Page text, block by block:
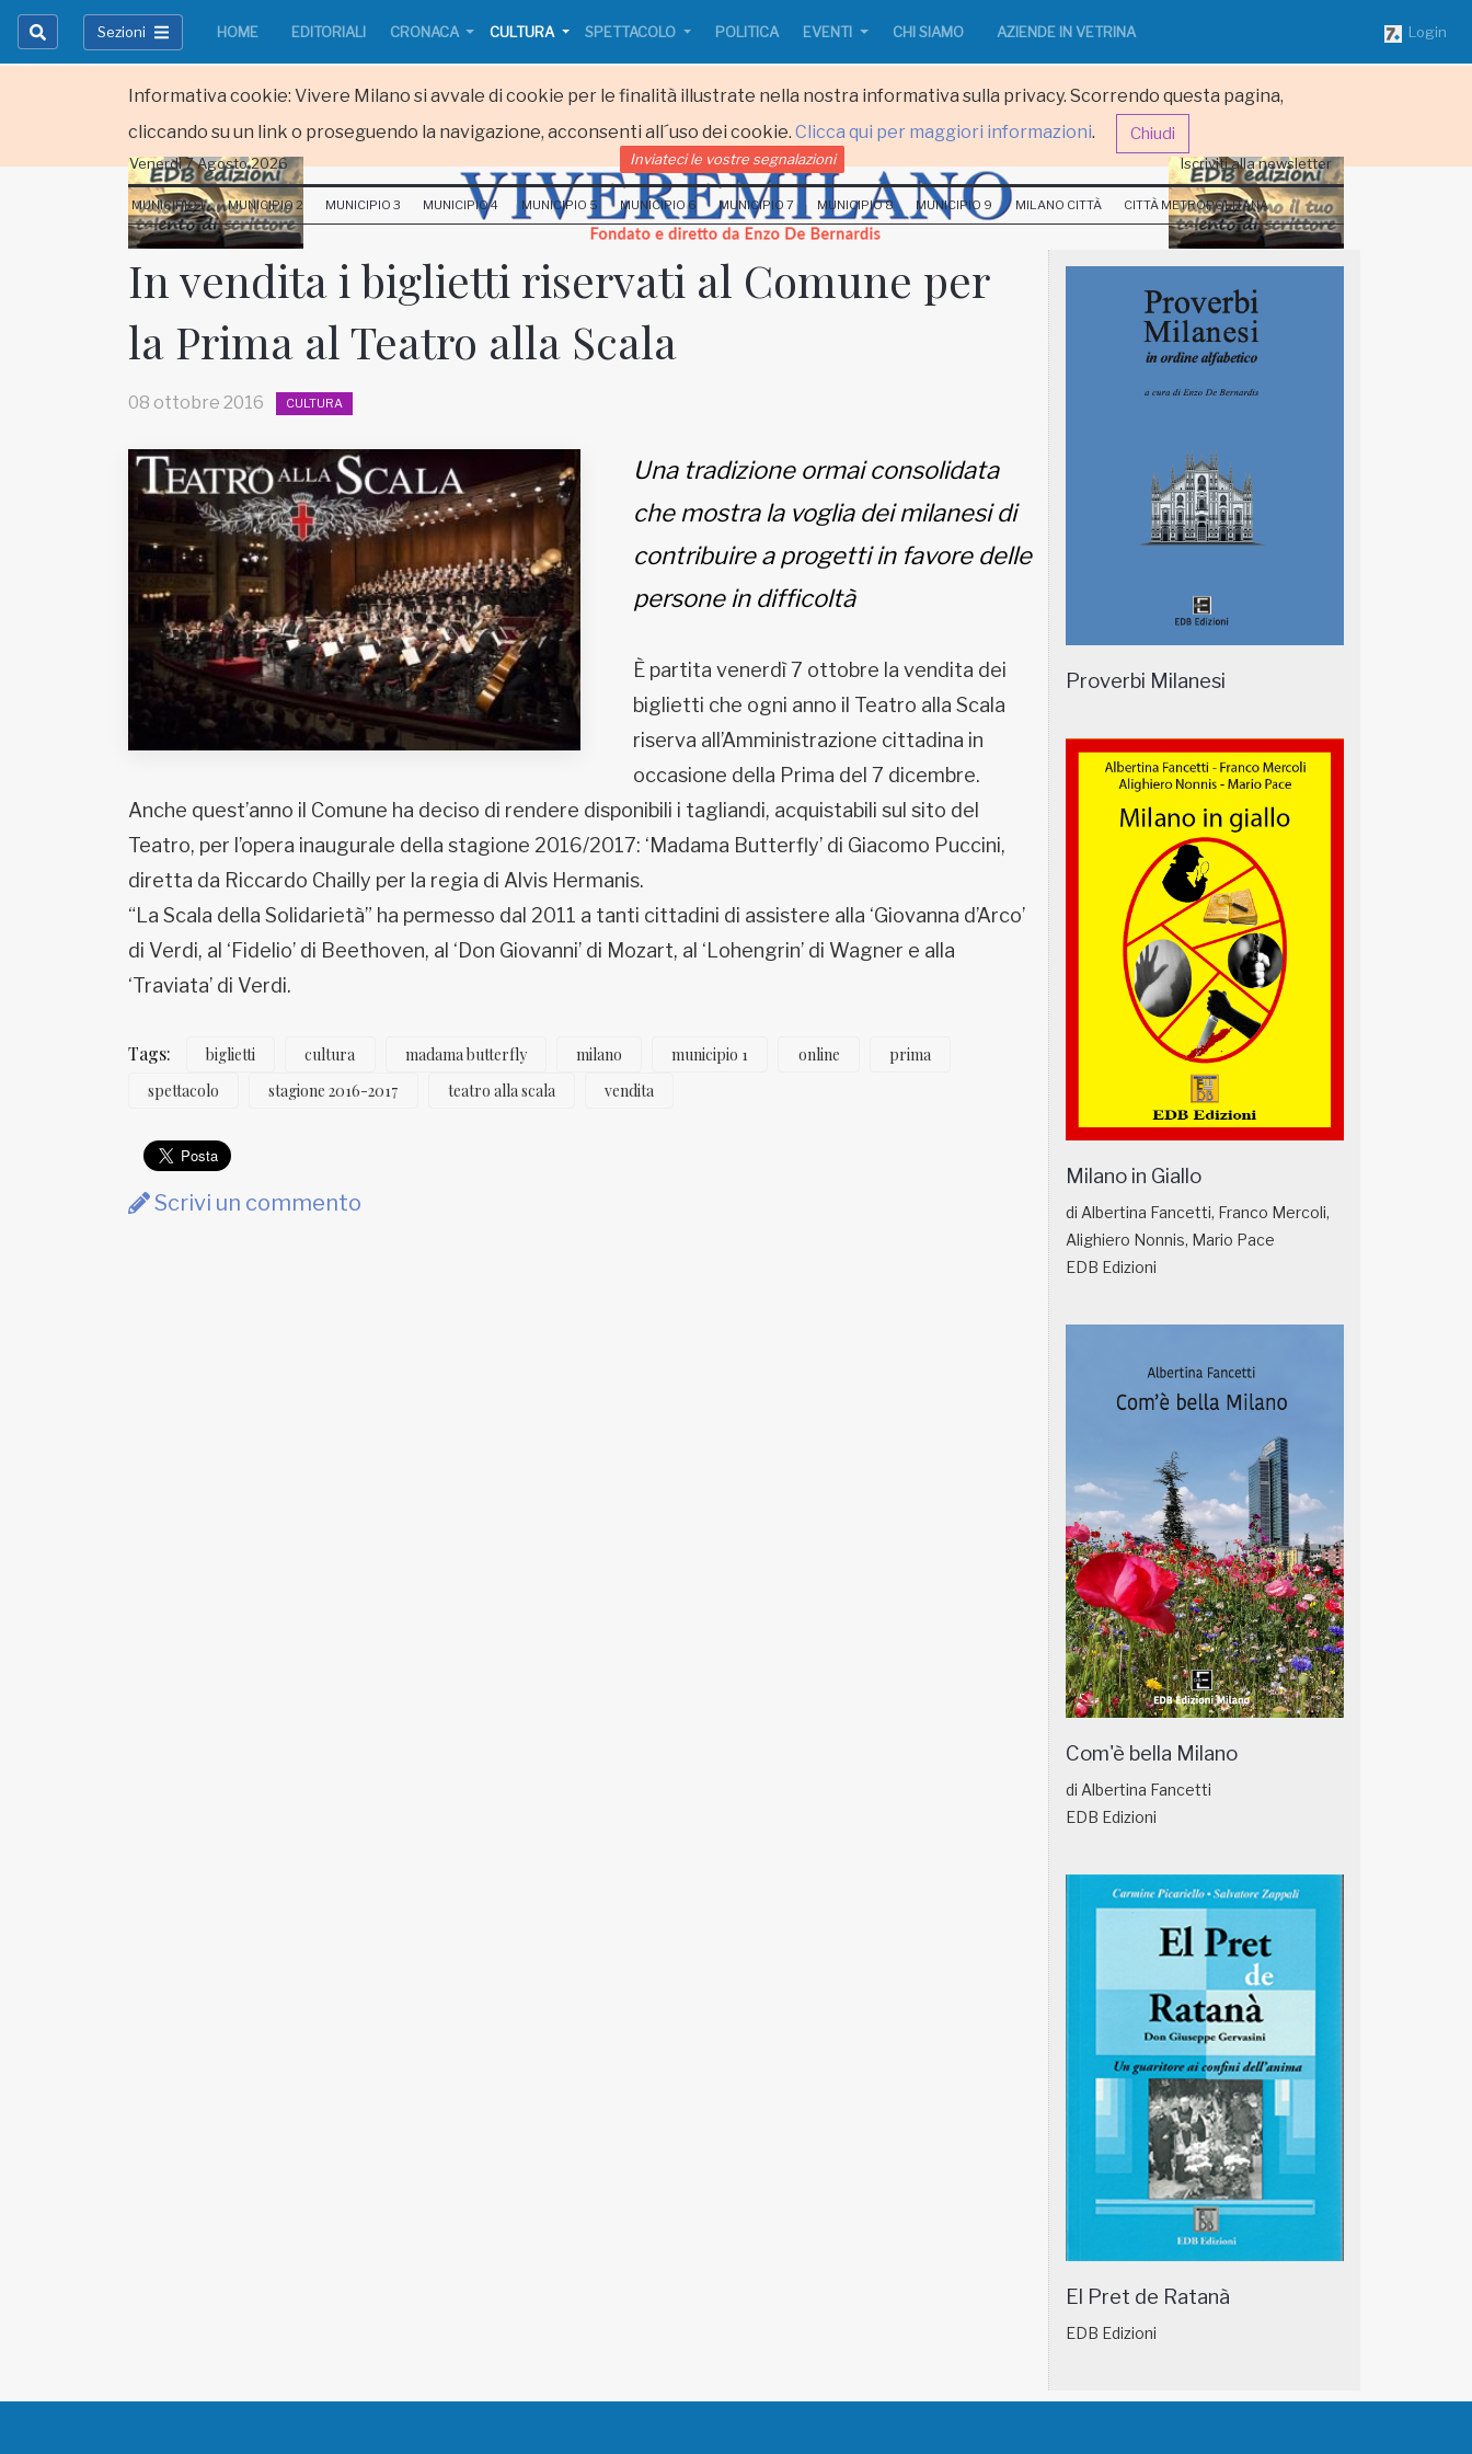
Informativa cookie: Vivere Milano si avvale di cookie per le finalità illustrate nella nostra informativa sulla privacy. Scorrendo questa pagina,
cliccando su un link o proseguendo la navigazione, acconsenti all´uso dei cookie. Clicca qui per maggiori informazioni. Chiudi
Sezioni HOME EDITORIALI CRONACA CULTURA SPETTACOLO POLITICA EVENTI CHI SIAMO AZIENDE IN VETRINA Login
Inviateci le vostre segnalazioni
Iscriviti alla newsletter
www.viveremilano.info
Fondato e diretto da Enzo De
EDB edizioni - Via Brivio angolo C.
Imbonati, 89 20159 Milano (Italia)
Informativa sulla privacy
Venerdi 7 Agosto 2026 Inviateci le vostre segnalazioni Iscriviti alla newsletter
MUNICIPIO 1 MUNICIPIO 2 MUNICIPIO 3 MUNICIPIO 4 MUNICIPIO 5 MUNICIPIO 6 MUNICIPIO 7 MUNICIPIO 8 MUNICIPIO 9 MILANO CITTÀ CITTÀ METROPOLITANA
In vendita i biglietti riservati al Comune per
la Prima al Teatro alla Scala
08 ottobre 2016 CULTURA
Una tradizione ormai consolidata
che mostra la voglia dei milanesi di
contribuire a progetti in favore delle
persone in difficoltà
È partita venerdì 7 ottobre la vendita dei
biglietti che ogni anno il Teatro alla Scala
riserva all’Amministrazione cittadina in
occasione della Prima del 7 dicembre.
Anche quest’anno il Comune ha deciso di rendere disponibili i tagliandi, acquistabili sul sito del
Teatro, per l’opera inaugurale della stagione 2016/2017: ‘Madama Butterfly’ di Giacomo Puccini,
diretta da Riccardo Chailly per la regia di Alvis Hermanis.
“La Scala della Solidarietà” ha permesso dal 2011 a tanti cittadini di assistere alla ‘Giovanna d’Arco’
di Verdi, al ‘Fidelio’ di Beethoven, al ‘Don Giovanni’ di Mozart, al ‘Lohengrin’ di Wagner e alla
‘Traviata’ di Verdi.
Tags: biglietti cultura madama butterfly milano municipio 1 online
prima
spettacolo
stagione 2016-2017 teatro alla scala vendita
Scrivi un commento
Proverbi Milanesi
Milano in Giallo
di Albertina Fancetti, Franco Mercoli,
Alighiero Nonnis, Mario Pace
EDB Edizioni
Com'è bella Milano
di Albertina Fancetti
EDB Edizioni
El Pret de Ratanà
EDB Edizioni